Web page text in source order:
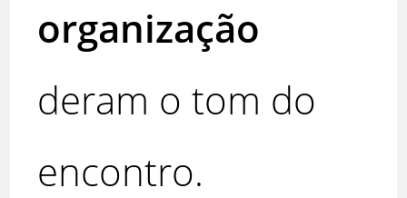
organização
deram o tom do
encontro.